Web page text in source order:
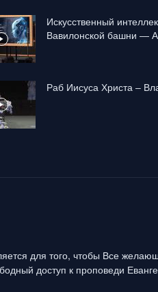
Искусственный
Вавилонской башни —
Раб Иисуса Христа –
для того, чтобы Все
доступ к проповеди